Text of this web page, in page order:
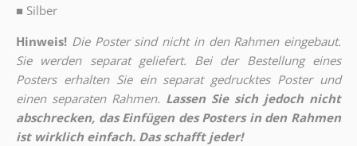
■ Silber
Hinweis! Die Poster sind nicht in den Rahmen eingebaut.
Sie werden separat geliefert. Bei der Bestellung eines
Posters erhalten Sie ein separat gedrucktes Poster und
einen separaten Rahmen. Lassen Sie sich jedoch nicht
abschrecken, das Einfügen des Posters in den Rahmen
ist wirklich einfach. Das schafft jeder!